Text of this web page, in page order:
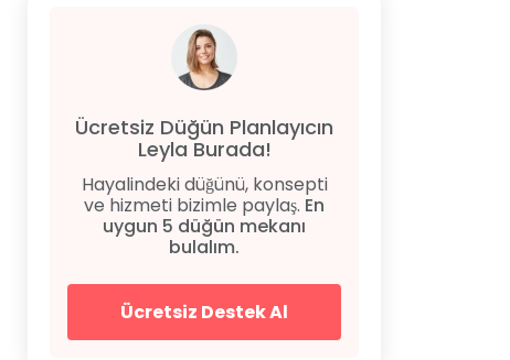
Ücretsiz Düğün Planlayıcın
Leyla Burada!
Hayalindeki düğünü, konsepti
ve hizmeti bizimle paylaş. En
uygun 5 düğün mekanı
bulalım.
Ücretsiz Destek Al